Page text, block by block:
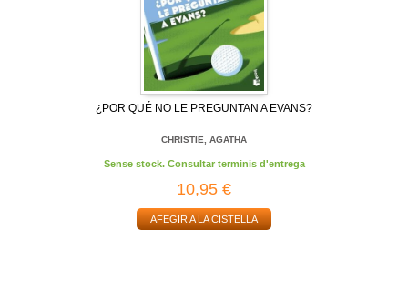
¿POR QUÉ NO LE PREGUNTAN A EVANS?
CHRISTIE, AGATHA
Sense stock. Consultar terminis d'entrega
10,95 €
AFEGIR A LA CISTELLA